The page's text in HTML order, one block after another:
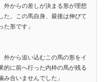
外からの差しが決まる形が理想
た。この馬自身、最後は伸びて
形です」
外から追い込むこの馬の形をイ
的に前へ行った内枠の馬が残る
合いませんでした」